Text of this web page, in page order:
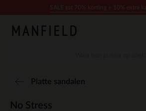
Platte sandalen
No Stress